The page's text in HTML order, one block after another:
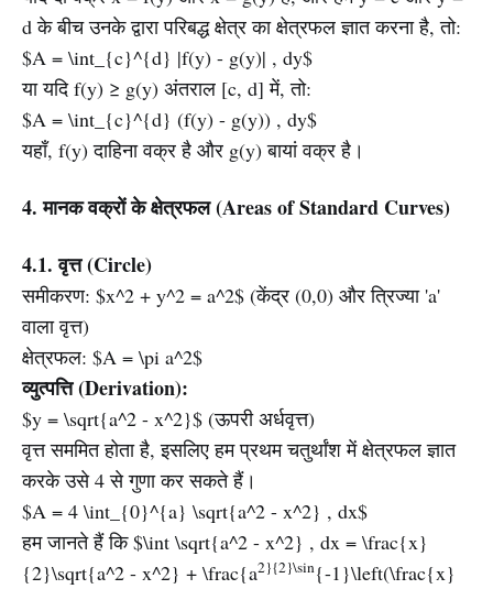
d के बीच उनके द्वारा परिबद्ध क्षेत्र का क्षेत्रफल ज्ञात करना है, तो:
$A = \int_{c}^{d} |f(y) - g(y)| , dy$
या यदि f(y) ≥ g(y) अंतराल [c, d] में, तो:
$A = \int_{c}^{d} (f(y) - g(y)) , dy$
यहाँ, f(y) दाहिना वक्र है और g(y) बायां वक्र है।
4. मानक वक्रों के क्षेत्रफल (Areas of Standard Curves)
4.1. वृत्त (Circle)
समीकरण: $x^2 + y^2 = a^2$ (केंद्र (0,0) और त्रिज्या 'a'
वाला वृत्त)
क्षेत्रफल: $A = \pi a^2$
व्युत्पत्ति (Derivation):
$y = \sqrt{a^2 - x^2}$ (ऊपरी अर्धवृत्त)
वृत्त सममित होता है, इसलिए हम प्रथम चतुर्थांश में क्षेत्रफल ज्ञात
करके उसे 4 से गुणा कर सकते हैं।
$A = 4 \int_{0}^{a} \sqrt{a^2 - x^2} , dx$
हम जानते हैं कि $\int \sqrt{a^2 - x^2} , dx = \frac{x}
{2}\sqrt{a^2 - x^2} + \frac{a2}{2}\sin{-1}\left(\frac{x}